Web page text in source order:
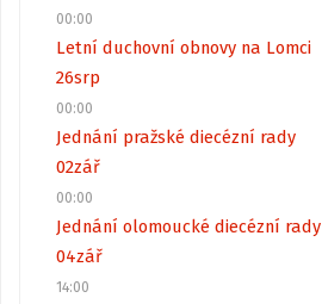
00:00
Letní duchovní obnovy na Lomci
26srp
00:00
Jednání pražské diecézní rady
02zář
00:00
Jednání olomoucké diecézní rady
04zář
14:00